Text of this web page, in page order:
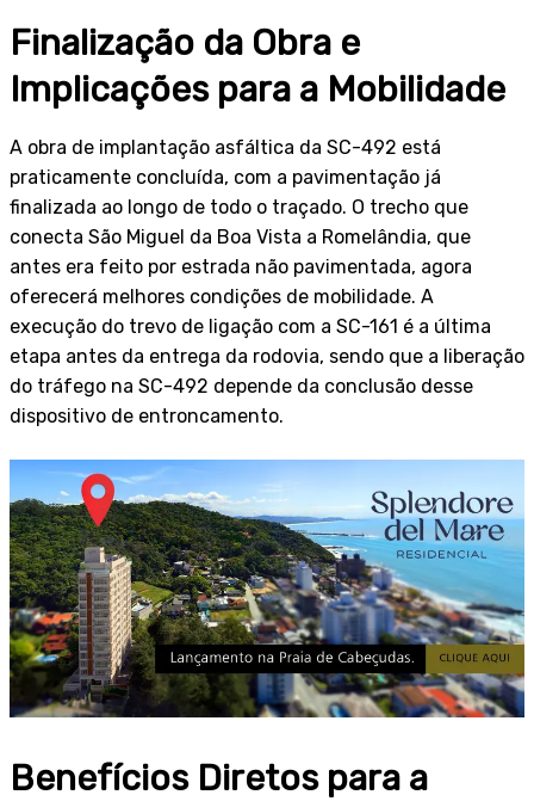
Finalização da Obra e
Implicações para a Mobilidade
A obra de implantação asfáltica da SC-492 está
praticamente concluída, com a pavimentação já
finalizada ao longo de todo o traçado. O trecho que
conecta São Miguel da Boa Vista a Romelândia, que
antes era feito por estrada não pavimentada, agora
oferecerá melhores condições de mobilidade. A
execução do trevo de ligação com a SC-161 é a última
etapa antes da entrega da rodovia, sendo que a liberação
do tráfego na SC-492 depende da conclusão desse
dispositivo de entroncamento.
Benefícios Diretos para a